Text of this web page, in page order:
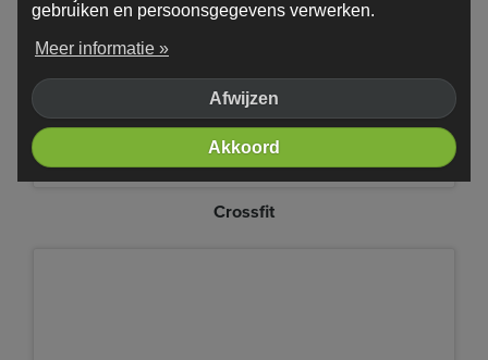
Crossfit
gebruiken en persoonsgegevens verwerken.
Meer informatie »
Afwijzen
Akkoord